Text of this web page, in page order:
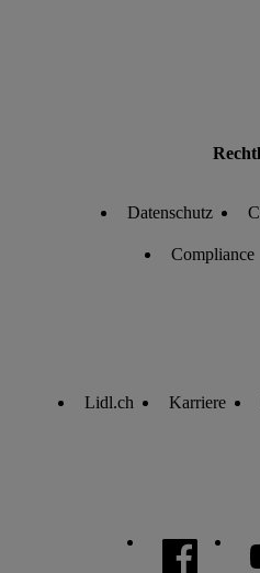
Datenschutz
Compliance
Lidl.ch Karriere